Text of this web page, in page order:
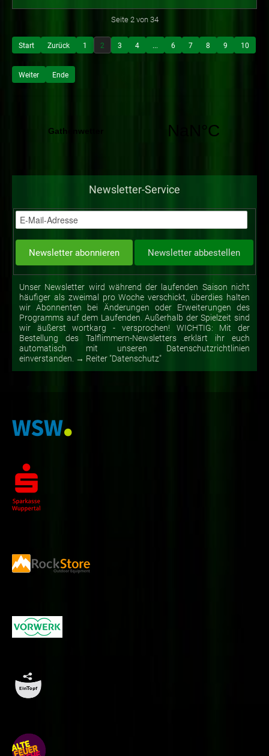
Seite 2 von 34
Start Zurück 1 2 3 4 ... 6 7 8 9 10
Weiter Ende
Newsletter-Service
Unser Newsletter wird während der laufenden Saison nicht
häufiger als zweimal pro Woche verschickt, überdies halten
wir Abonnenten bei Änderungen oder Erweiterungen des
Programms auf dem Laufenden. Außerhalb der Spielzeit sind
wir äußerst wortkarg - versprochen! WICHTIG: Mit der
Bestellung des Talflimmern-Newsletters erklärt ihr euch
automatisch mit unseren Datenschutzrichtlinien
einverstanden. → Reiter "Datenschutz"